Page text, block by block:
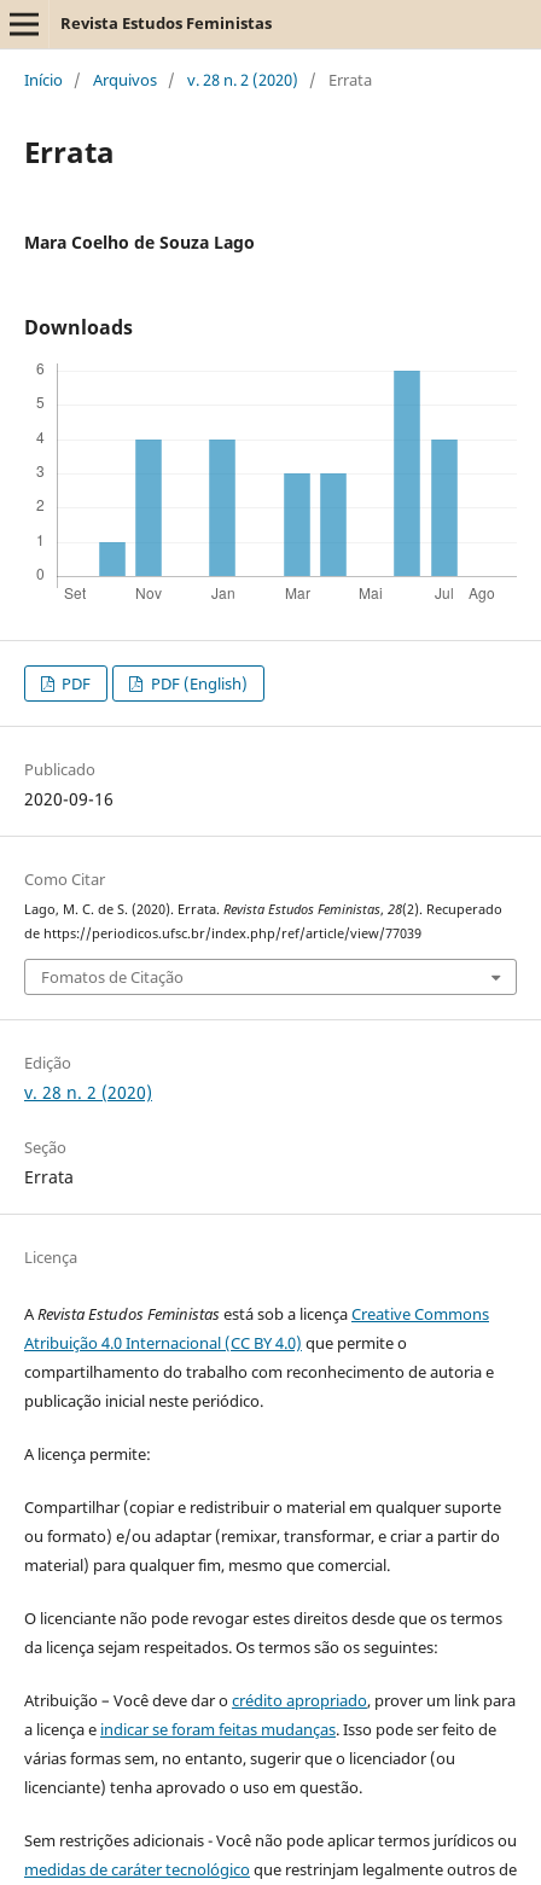
Revista Estudos Feministas
Início / Arquivos / v. 28 n. 2 (2020) / Errata
Errata
Mara Coelho de Souza Lago
Downloads
PDF PDF (English)
Publicado
2020-09-16
Como Citar
Lago, M. C. de S. (2020). Errata. Revista Estudos Feministas, 28(2). Recuperado
de https://periodicos.ufsc.br/index.php/ref/article/view/77039
Fomatos de Citação
Edição
v. 28 n. 2 (2020)
Seção
Errata
Licença
ARevista Estudos Feministasestá sob a licençaCreative Commons
Atribuição 4.0 Internacional (CC BY 4.0) que permite o
compartilhamento do trabalho com reconhecimento de autoria e
publicação inicial neste periódico.
A licença permite:
Compartilhar (copiar e redistribuir o material em qualquer suporte
ou formato) e/ou adaptar (remixar, transformar, e criar a partir do
material) para qualquer fim, mesmo que comercial.
O licenciante não pode revogar estes direitos desde que os termos
da licença sejam respeitados. Os termos são os seguintes:
Atribuição – Você deve dar ocrédito apropriado, prover um link para
a licença e indicar se foram feitas mudanças. Isso pode ser feito de
várias formas sem, no entanto, sugerir que o licenciador (ou
licenciante) tenha aprovado o uso em questão.
Sem restrições adicionais - Você não pode aplicar termos jurídicos ou
medidas de caráter tecnológicoque restrinjam legalmente outros de